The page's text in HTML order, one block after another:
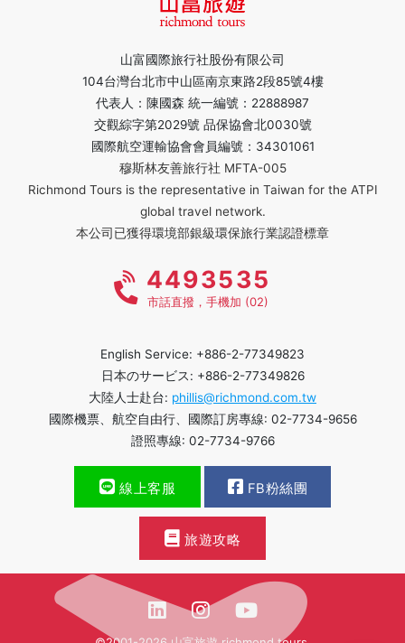
山富國際旅行社股份有限公司
104台灣台北市中山區南京東路2段85號4樓
代表人：陳國森 統一編號：22888987
交觀綜字第2029號 品保協會北0030號
國際航空運輸協會會員編號：34301061
穆斯林友善旅行社 MFTA-005
Richmond Tours is the representative in Taiwan for the ATPI
global travel network.
本公司已獲得環境部銀級環保旅行業認證標章
4493535
市話直撥，手機加 (02)
English Service: +886-2-77349823
日本のサービス: +886-2-77349826
大陸人士赴台: phillis@richmond.com.tw
國際機票、航空自由行、國際訂房專線: 02-7734-9656
證照專線: 02-7734-9766
線上客服 FB粉絲團
旅遊攻略